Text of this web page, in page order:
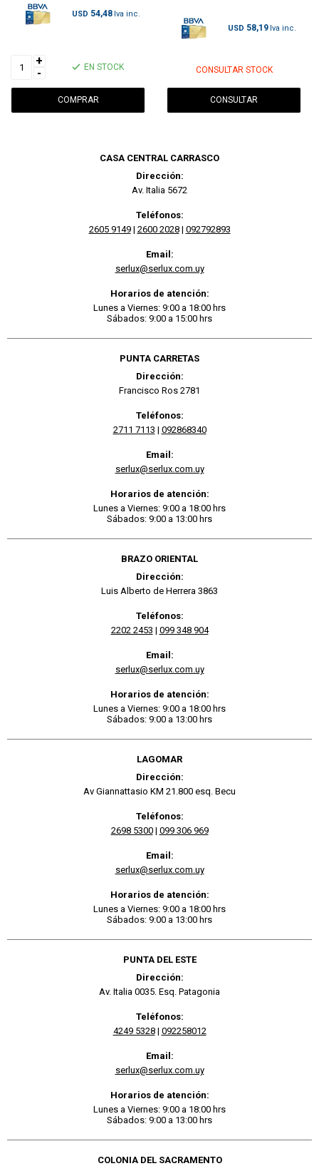
USD 54,48
+
-
EN STOCK
USD 58,19
CONSULTAR STOCK
CONSULTAR
CASA CENTRAL CARRASCO
Dirección:
Av. Italia 5672
Teléfonos:
2605 9149| 2600 2028| 092792893
Email:
serlux@serlux.com.uy
Horarios de atención:
Lunes a Viernes: 9:00 a 18:00 hrs
Sábados: 9:00 a 15:00 hrs
PUNTA CARRETAS
Dirección:
Francisco Ros 2781
Teléfonos:
2711 7113 | 092868340
Email:
serlux@serlux.com.uy
Horarios de atención:
Lunes a Viernes: 9:00 a 18:00 hrs
Sábados: 9:00 a 13:00 hrs
BRAZO ORIENTAL
Dirección:
Luis Alberto de Herrera 3863
Teléfonos:
2202 2453 | 099 348 904
Email:
serlux@serlux.com.uy
Horarios de atención:
Lunes a Viernes: 9:00 a 18:00 hrs
Sábados: 9:00 a 13:00 hrs
LAGOMAR
Dirección:
Av Giannattasio KM 21.800 esq. Becu
Teléfonos:
2698 5300| 099 306 969
Email:
serlux@serlux.com.uy
Horarios de atención:
Lunes a Viernes: 9:00 a 18:00 hrs
Sábados: 9:00 a 13:00 hrs
PUNTA DEL ESTE
Dirección:
Av. Italia 0035. Esq. Patagonia
Teléfonos:
4249 5328| 092258012
Email:
serlux@serlux.com.uy
Horarios de atención:
Lunes a Viernes: 9:00 a 18:00 hrs
Sábados: 9:00 a 13:00 hrs
COLONIA DEL SACRAMENTO